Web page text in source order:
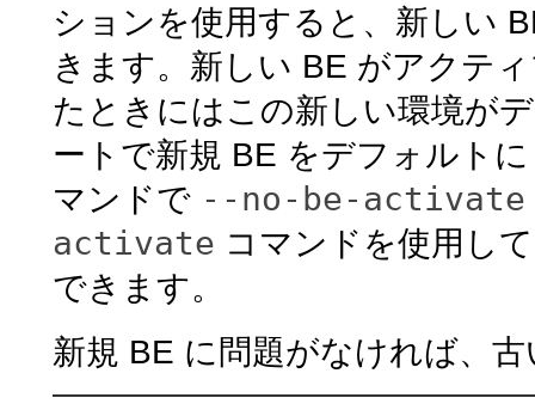
ションを使用すると、新しい
きます。新しい BE がアクテ
たときにはこの新しい環境が
ートで新規 BE をデフォルト
マンドで --no-be-activate
activate コマンドを使用し
できます。
新規 BE に問題がなければ、